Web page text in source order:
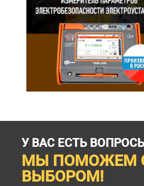
У ВАС ЕСТЬ
МЫ ПОМОЖЕМ
ВЫБОРОМ!